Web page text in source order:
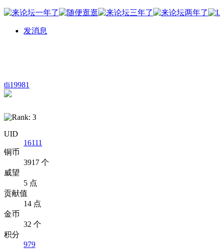
发消息
tli19981
UID
16111
铜币
3917 个
威望
5 点
贡献值
14 点
金币
32 个
积分
979